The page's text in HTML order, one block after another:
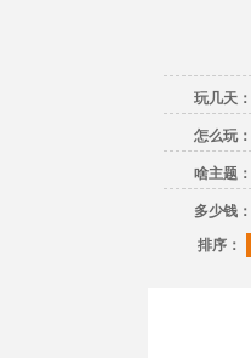
玩几天：
怎么玩：
啥主题：
多少钱：
排序：